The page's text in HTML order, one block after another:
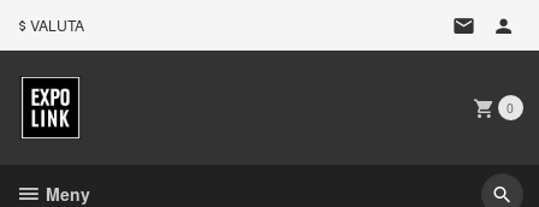
VALUTA
0
Meny